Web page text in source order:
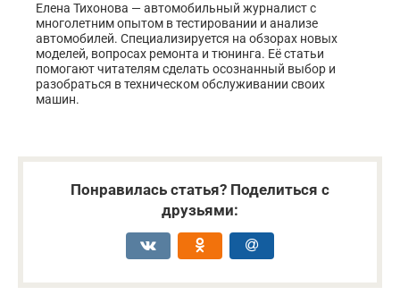
Елена Тихонова — автомобильный журналист с
многолетним опытом в тестировании и анализе
автомобилей. Специализируется на обзорах новых
моделей, вопросах ремонта и тюнинга. Её статьи
помогают читателям сделать осознанный выбор и
разобраться в техническом обслуживании своих
машин.
Понравилась статья? Поделиться с
друзьями: